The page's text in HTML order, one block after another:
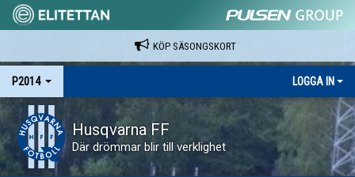
KÖP SÄSONGSKORT
P2014 LOGGA IN
Husqvarna FF
Där drömmar blir till verklighet